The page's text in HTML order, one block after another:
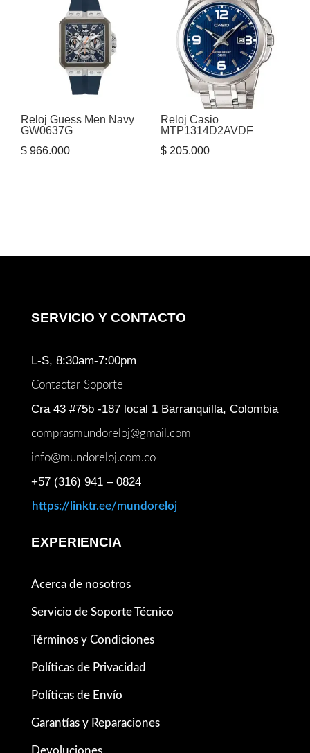
Reloj Guess Men Navy
GW0637G
$ 966.000
Reloj Casio
MTP1314D2AVDF
$205.000
SERVICIO Y CONTACTO
L-S, 8:30am-7:00pm
Contactar Soporte
Cra 43 #75b -187 local 1 Barranquilla, Colombia
comprasmundoreloj@gmail.com
info@mundoreloj.com.co
+57 (316) 941 – 0824
https://linktr.ee/mundoreloj
EXPERIENCIA
Acerca de nosotros
Servicio de Soporte Técnico
Términos y Condiciones
Políticas de Privacidad
Políticas de Envío
Garantías y Reparaciones